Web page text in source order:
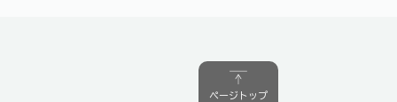
ページトップ